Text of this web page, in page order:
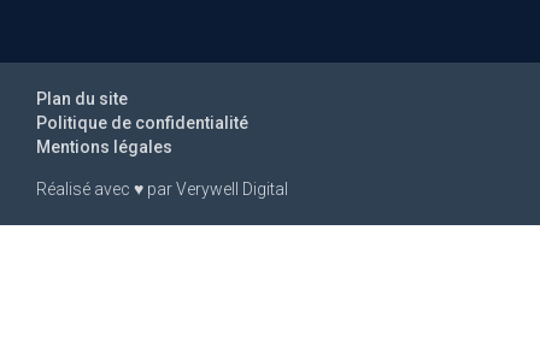
Réalisé avec ♥ parVerywell Digital
Mentions légales
Politique de confidentialité
Plan du site